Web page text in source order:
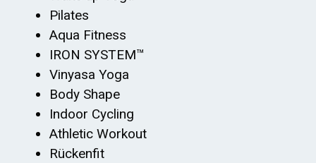
Pilates
Aqua Fitness
IRON SYSTEM™️
Vinyasa Yoga
Body Shape
Indoor Cycling
Athletic Workout
Rückenfit